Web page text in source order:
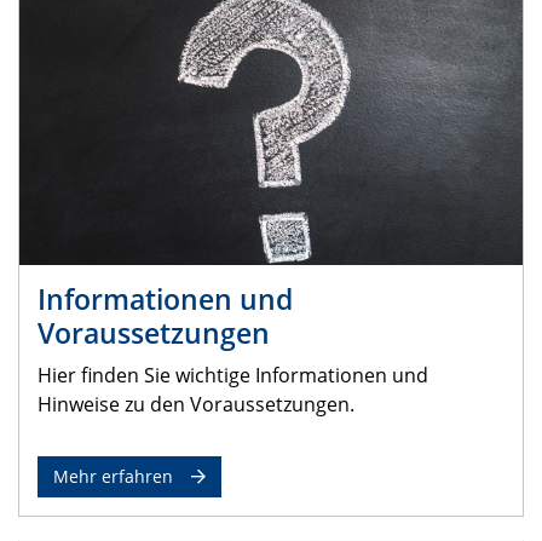
Informationen und
Voraussetzungen
Hier finden Sie wichtige Informationen und
Hinweise zu den Voraussetzungen.
Mehr erfahren